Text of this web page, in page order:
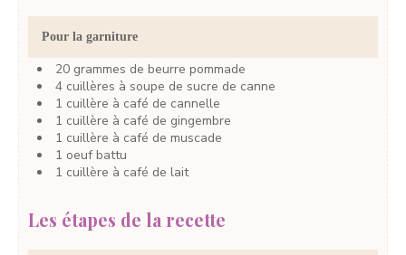
Pour la garniture
20 grammes de beurre pommade
4 cuillères à soupe de sucre de canne
1 cuillère à café de cannelle
1 cuillère à café de gingembre
1 cuillère à café de muscade
1 oeuf battu
1 cuillère à café de lait
Les étapes de la recette